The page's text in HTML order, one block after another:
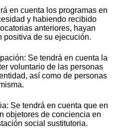
en cuenta los programas en
y habiendo recibido
anteriores, hayan
positiva de su ejecución.
Se tendrá en cuenta la
voluntario de las personas
así como de personas
Se tendrá en cuenta que en
objetores de conciencia en
social sustitutoria.